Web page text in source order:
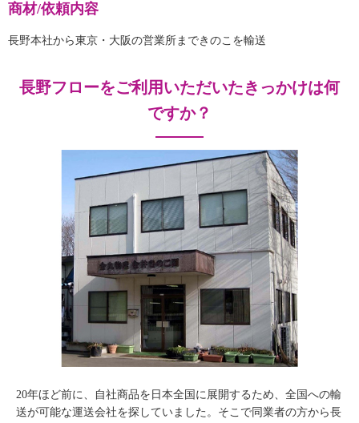
商材/依頼内容
長野本社から東京・大阪の営業所まできのこを輸送
長野フローをご利用いただいたきっかけは何
ですか？
20年ほど前に、自社商品を日本全国に展開するため、全国への輸
送が可能な運送会社を探していました。そこで同業者の方から長